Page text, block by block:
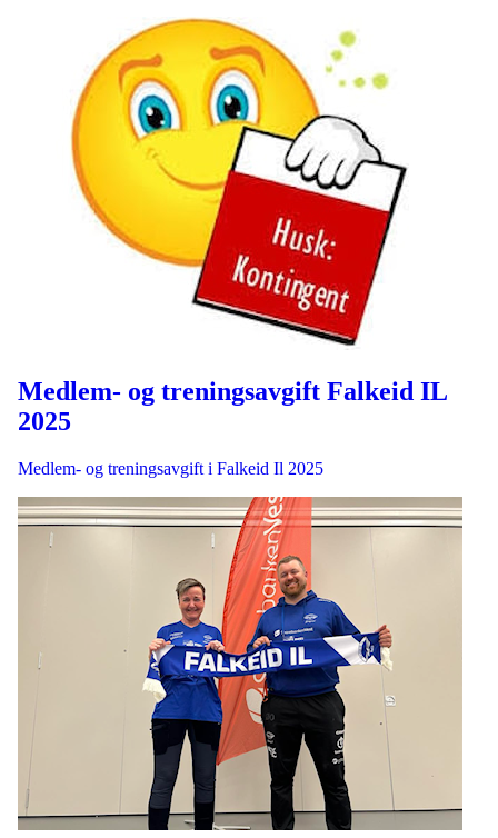
Medlem- og treningsavgift Falkeid IL
2025
Medlem- og treningsavgift i Falkeid Il 2025